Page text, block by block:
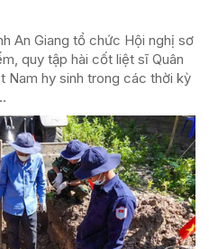
An Giang tổ chức Hội nghị sơ
quy tập hài cốt liệt sĩ Quân
Nam hy sinh trong các thời kỳ